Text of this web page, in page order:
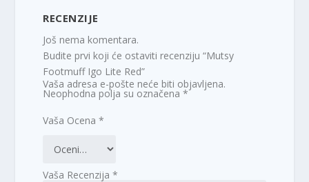
RECENZIJE
Još nema komentara.
Budite prvi koji će ostaviti recenziju “Mutsy
Footmuff Igo Lite Red”
Vaša adresa e-pošte neće biti objavljena.
Neophodna polja su označena*
Vaša Ocena*
Vaša Recenzija*